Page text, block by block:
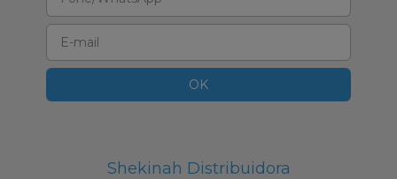
Shekinah Distribuidora